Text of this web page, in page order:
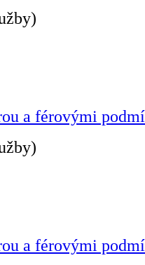
a férovými
a férovými